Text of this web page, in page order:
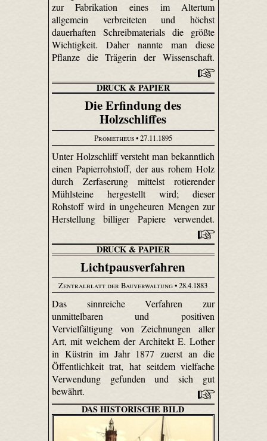
zur Fabrikation eines im Altertum
allgemein verbreiteten und höchst
dauerhaften Schreibmaterials die größte
Wichtigkeit. Daher nannte man diese
Pflanze die Trägerin der Wissenschaft.
DRUCK & PAPIER
Die Erfindung des
Holzschliffes
Prometheus• 27.11.1895
Unter Holzschliff versteht man bekanntlich
einen Papierrohstoff, der aus rohem Holz
durch Zerfaserung mittelst rotierender
Mühlsteine hergestellt wird; dieser
Rohstoff wird in ungeheuren Mengen zur
Herstellung billiger Papiere verwendet.
DRUCK & PAPIER
Lichtpausverfahren
Zentralblatt der Bauverwaltung• 28.4.1883
Das sinnreiche Verfahren zur
unmittelbaren und positiven
Vervielfältigung von Zeichnungen aller
Art, mit welchem der Architekt E. Lother
in Küstrin im Jahr 1877 zuerst an die
Öffentlichkeit trat, hat seitdem vielfache
Verwendung gefunden und sich gut
bewährt.
DAS HISTORISCHE BILD